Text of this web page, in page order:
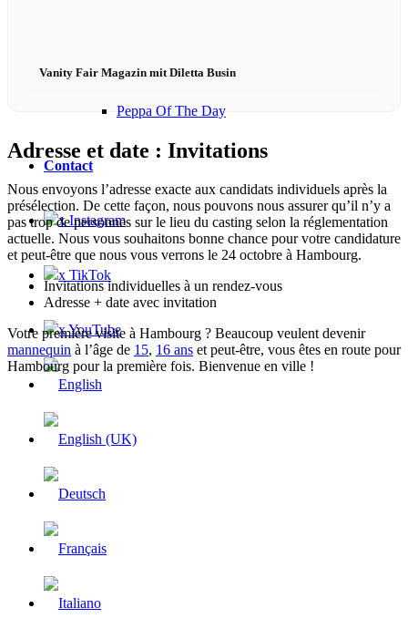
Peppa Of The Day
Contact
x Instagram
x TikTok
x YouTube
Vanity Fair Magazin mit Diletta Busin
Adresse et date : Invitations
Nous envoyons l’adresse exacte aux candidats individuels après la
présélection. De cette façon, nous pouvons nous assurer qu’il n’y a
pas trop de personnes sur le lieu du casting selon la réglementation
actuelle. Nous vous souhaitons bonne chance pour votre candidature
et peut-être que nous vous verrons le 24 octobre à Hambourg.
Invitations individuelles à un rendez-vous
Adresse + date avec invitation
Votre première visite à Hambourg ? Beaucoup veulent devenir
mannequin à l’âge de 15, 16 ans et peut-être, vous êtes en route pour
Hambourg pour la première fois. Bienvenue en ville !